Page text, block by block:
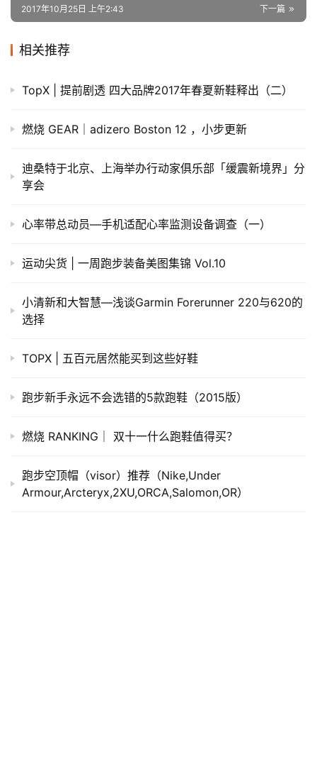
下一篇
2017年10月25日 上午2:43
相关推荐
TopX | 提前剧透 四大品牌2017年春夏新鞋释出（二）
燃烧 GEAR｜adizero Boston 12 ，小步更新
迪桑特于北京、上海举办行动家俱乐部「缓震新境界」分
享会
心率带总动员—手机适配心率监测设备调查（一）
运动尖货 | 一周跑步装备美图集锦 Vol.10
小清新和大智慧—浅谈Garmin Forerunner 220与620的
选择
TOPX | 五百元居然能买到这些好鞋
跑步新手永远不会选错的5款跑鞋（2015版）
燃烧 RANKING｜ 双十一什么跑鞋值得买？
跑步空顶帽（visor）推荐（Nike,Under
Armour,Arcteryx,2XU,ORCA,Salomon,OR）